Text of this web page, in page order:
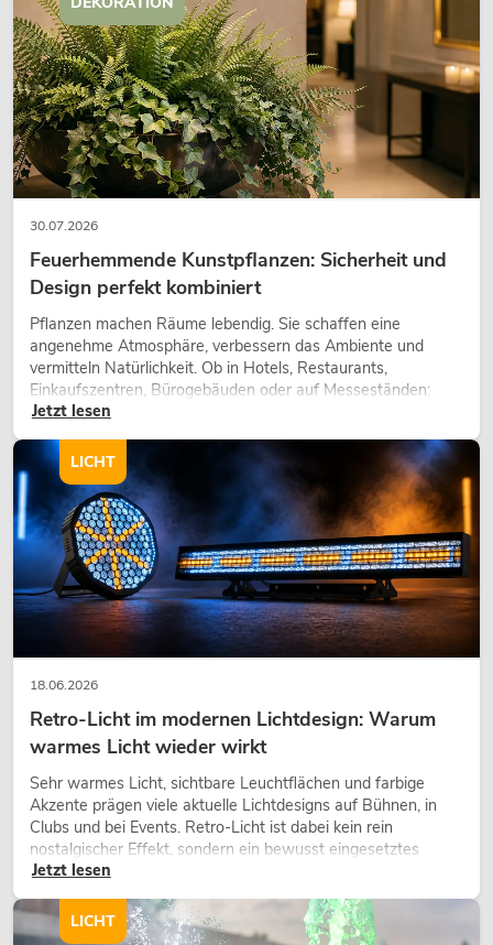
30.07.2026
Feuerhemmende Kunstpflanzen: Sicherheit und
Design perfekt kombiniert
Pflanzen machen Räume lebendig. Sie schaffen eine
angenehme Atmosphäre, verbessern das Ambiente und
vermitteln Natürlichkeit. Ob in Hotels, Restaurants,
Einkaufszentren, Bürogebäuden oder auf Messeständen:
eine hochwertige Begrünung gehört heute längst zum
Jetzt lesen
18.06.2026
Retro-Licht im modernen Lichtdesign: Warum
warmes Licht wieder wirkt
Sehr warmes Licht, sichtbare Leuchtflächen und farbige
Akzente prägen viele aktuelle Lichtdesigns auf Bühnen, in
Clubs und bei Events. Retro-Licht ist dabei kein rein
nostalgischer Effekt, sondern ein bewusst eingesetztes
Gestaltungsmittel: Es schafft Atmosphäre, gibt Szenen
wirken lassen.
Jetzt lesen
LICHT
LICHT